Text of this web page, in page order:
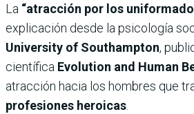
La “atracción por los
explicación desde la psicología
University of Southampton,
científica Evolution and Human
atracción hacia los hombres que
profesiones heroicas.